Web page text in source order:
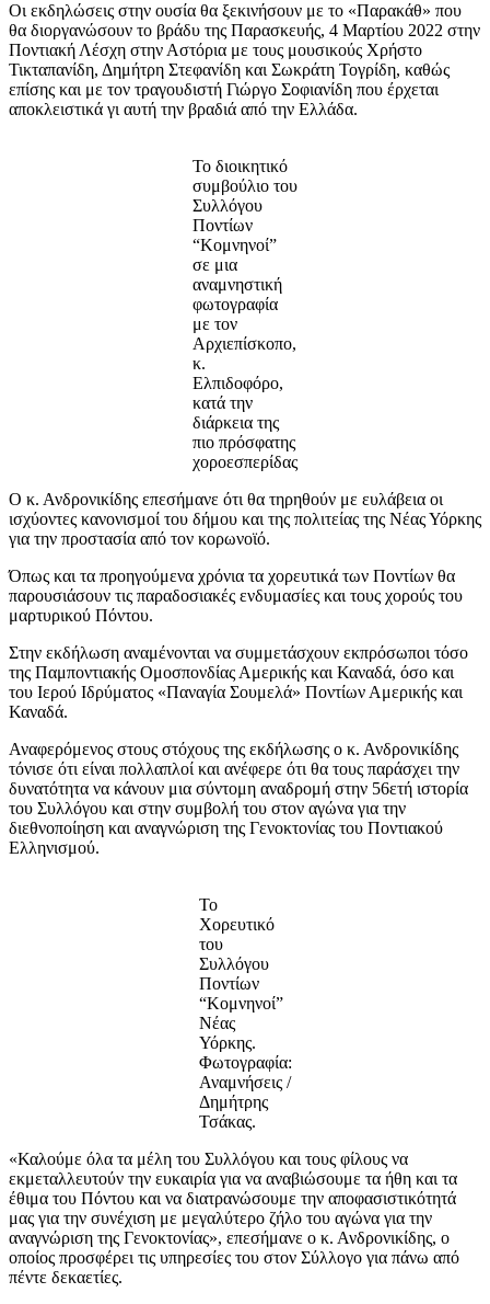
Οι εκδηλώσεις στην ουσία θα ξεκινήσουν με το «Παρακάθ» που
θα διοργανώσουν το βράδυ της Παρασκευής, 4 Μαρτίου 2022 στην
Ποντιακή Λέσχη στην Αστόρια με τους μουσικούς Χρήστο
Τικταπανίδη, Δημήτρη Στεφανίδη και Σωκράτη Τογρίδη, καθώς
επίσης και με τον τραγουδιστή Γιώργο Σοφιανίδη που έρχεται
αποκλειστικά γι αυτή την βραδιά από την Ελλάδα.
Το διοικητικό
συμβούλιο του
Συλλόγου
Ποντίων
“Κομνηνοί”
σε μια
αναμνηστική
φωτογραφία
με τον
Αρχιεπίσκοπο,
κ.
Ελπιδοφόρο,
κατά την
διάρκεια της
πιο πρόσφατης
χοροεσπερίδας
Ο κ. Ανδρονικίδης επεσήμανε ότι θα τηρηθούν με ευλάβεια οι
ισχύοντες κανονισμοί του δήμου και της πολιτείας της Νέας Υόρκης
για την προστασία από τον κορωνοϊό.
Όπως και τα προηγούμενα χρόνια τα χορευτικά των Ποντίων θα
παρουσιάσουν τις παραδοσιακές ενδυμασίες και τους χορούς του
μαρτυρικού Πόντου.
Στην εκδήλωση αναμένονται να συμμετάσχουν εκπρόσωποι τόσο
της Παμποντιακής Ομοσπονδίας Αμερικής και Καναδά, όσο και
του Ιερού Ιδρύματος «Παναγία Σουμελά» Ποντίων Αμερικής και
Καναδά.
Αναφερόμενος στους στόχους της εκδήλωσης ο κ. Ανδρονικίδης
τόνισε ότι είναι πολλαπλοί και ανέφερε ότι θα τους παράσχει την
δυνατότητα να κάνουν μια σύντομη αναδρομή στην 56ετή ιστορία
του Συλλόγου και στην συμβολή του στον αγώνα για την
διεθνοποίηση και αναγνώριση της Γενοκτονίας του Ποντιακού
Ελληνισμού.
Το
Χορευτικό
του
Συλλόγου
Ποντίων
“Κομνηνοί”
Νέας
Υόρκης.
Φωτογραφία:
Αναμνήσεις /
Δημήτρης
Τσάκας.
«Καλούμε όλα τα μέλη του Συλλόγου και τους φίλους να
εκμεταλλευτούν την ευκαιρία για να αναβιώσουμε τα ήθη και τα
έθιμα του Πόντου και να διατρανώσουμε την αποφασιστικότητά
μας για την συνέχιση με μεγαλύτερο ζήλο του αγώνα για την
αναγνώριση της Γενοκτονίας», επεσήμανε ο κ. Ανδρονικίδης, ο
οποίος προσφέρει τις υπηρεσίες του στον Σύλλογο για πάνω από
πέντε δεκαετίες.